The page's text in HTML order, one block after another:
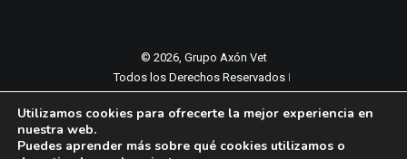
© 2026, Grupo Axón Vet
Todos los Derechos Reservados ǀ
Política de cookies
Utilizamos cookies para ofrecerte la mejor experiencia en
nuestra web.
Puedes aprender más sobre qué cookies utilizamos o